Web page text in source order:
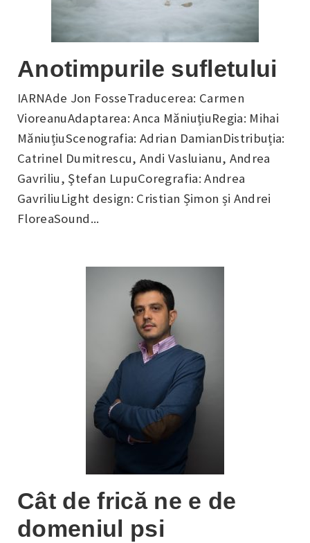
Anotimpurile sufletului
IARNAde Jon FosseTraducerea: Carmen
VioreanuAdaptarea: Anca MăniuțiuRegia: Mihai
MăniuțiuScenografia: Adrian DamianDistribuția:
Catrinel Dumitrescu, Andi Vasluianu, Andrea
Gavriliu, Ştefan LupuCoregrafia: Andrea
GavriliuLight design: Cristian Șimon și Andrei
FloreaSound...
Cât de frică ne e de
domeniul psi